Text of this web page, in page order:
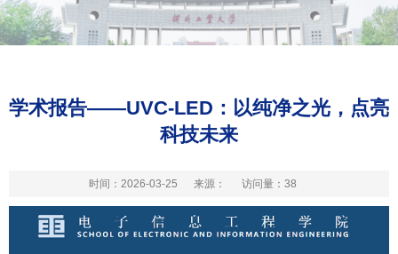
学术报告——UVC-LED：以纯净之光，点亮
科技未来
时间：2026-03-25 来源： 访问量： 38